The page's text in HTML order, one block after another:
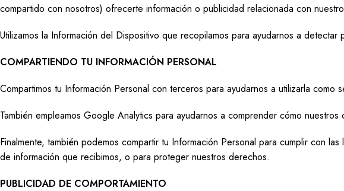
compartido con nosotros) ofrecerte información o publicidad relacionada con
Utilizamos la Información del Dispositivo que recopilamos para ayudarnos a
COMPARTIENDO TU INFORMACIÓN PERSONAL
Compartimos tu Información Personal con terceros para ayudarnos a utilizarla como
También empleamos Google Analytics para ayudarnos a comprender cómo nuestros
Finalmente, también podemos compartir tu Información Personal para cumplir con
de información que recibimos, o para proteger nuestros derechos.
PUBLICIDAD DE COMPORTAMIENTO